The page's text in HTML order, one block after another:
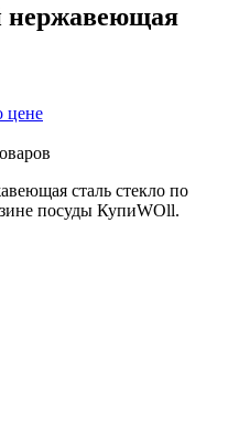
нержавеющая
цене
сталь стекло по
посуды КупиWOll.